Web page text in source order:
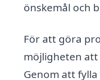
önskemål och
För att göra
möjligheten
Genom att